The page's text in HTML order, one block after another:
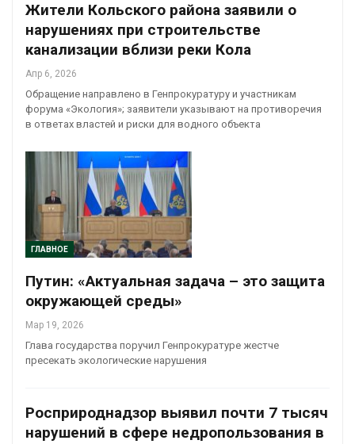
Жители Кольского района заявили о
нарушениях при строительстве
канализации вблизи реки Кола
Апр 6, 2026
Обращение направлено в Генпрокуратуру и участникам
форума «Экология»; заявители указывают на противоречия
в ответах властей и риски для водного объекта
ГЛАВНОЕ
Путин: «Актуальная задача – это защита
окружающей среды»
Мар 19, 2026
Глава государства поручил Генпрокуратуре жестче
пресекать экологические нарушения
Росприроднадзор выявил почти 7 тысяч
нарушений в сфере недропользования в